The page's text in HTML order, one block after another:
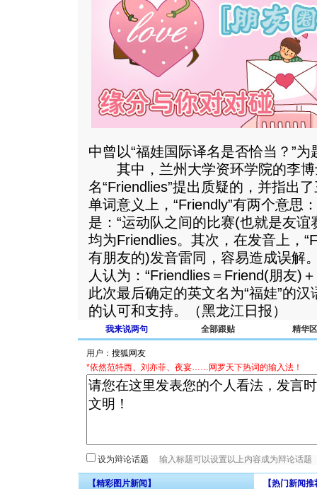
中曾以“福娃国际译名是否恰当？”
其中，兰州大学资环学院的李博
名“Friendlies”提出质疑的，并指出
单词意义上，“Friendly”有两个意思
是：“运动队之间的比赛(也就是友
均为Friendlies。其次，在发音上，
有朋友的)发音雷同，容易造成误解
人认为：“Friendlies＝Friend(朋友)
此次最后确定的英文名为“福娃”的汉
的认可和支持。（黑龙江日报）
我来说两句 全部跟贴 精华区
用户：
*依然范特西、刘亦菲、夜宴……网罗天下热词的输入法！
设为辩论话题
【精彩图片新闻】 【热门新闻